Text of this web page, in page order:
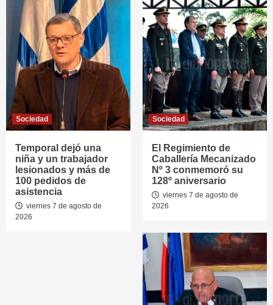
Sociedad
Temporal dejó una
niña y un trabajador
lesionados y más de
100 pedidos de
asistencia
viernes 7 de agosto de
2026
Sociedad
El Regimiento de
Caballería Mecanizado
Nº 3 conmemoró su
128º aniversario
viernes 7 de agosto de
2026